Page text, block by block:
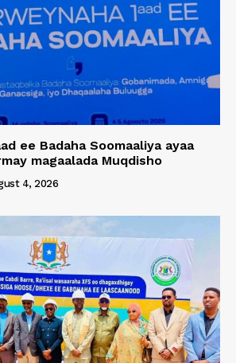
ee Badaha Soomaaliya ayaa
magaalada Muqdisho
4, 2026